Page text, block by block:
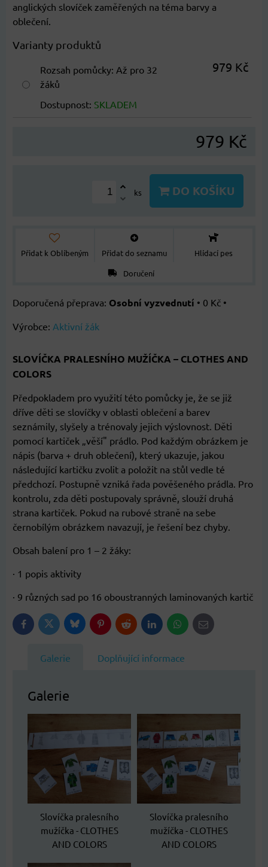
anglických slovíček zaměřených na téma barvy a
oblečení.
Varianty produktů
Rozsah pomůcky: Až pro 32
žáků
Dostupnost: SKLADEM
979 Kč
979 Kč
ks DO KOŠÍKU
Přidat k Oblíbeným Přidat do seznamu
Hlídací pes
Doručení
Osobní vyzvednutí • 0 Kč •
Výrobce: Aktivní žák
SLOVÍČKA PRALESNÍHO MUŽÍČKA – CLOTHES AND
COLORS
Předpokladem pro využití této pomůcky je, že se již
dříve děti se slovíčky v oblasti oblečení a barev
seznámily, slyšely a trénovaly jejich výslovnost. Děti
pomocí kartiček „věší" prádlo. Pod každým obrázkem je
nápis (barva + druh oblečení), který ukazuje, jakou
následující kartičku zvolit a položit na stůl vedle té
předchozí. Postupně vzniká řada pověšeného prádla. Pro
kontrolu, zda děti postupovaly správně, slouží druhá
strana kartiček. Pokud na rubové straně na sebe
černobílým obrázkem navazují, je řešení bez chyby.
Obsah balení pro 1 – 2 žáky:
· 1 popis aktivity
· 9 různých sad po 16 oboustranných laminovaných kartič
FacebookTwitterBlueskyPinterestReddit LinkedInWhatsApp
E-
mail
Galerie Doplňující informace
Galerie
Slovíčka pralesního
mužíčka - CLOTHES
AND COLORS
Slovíčka pralesního
mužíčka - CLOTHES
AND COLORS